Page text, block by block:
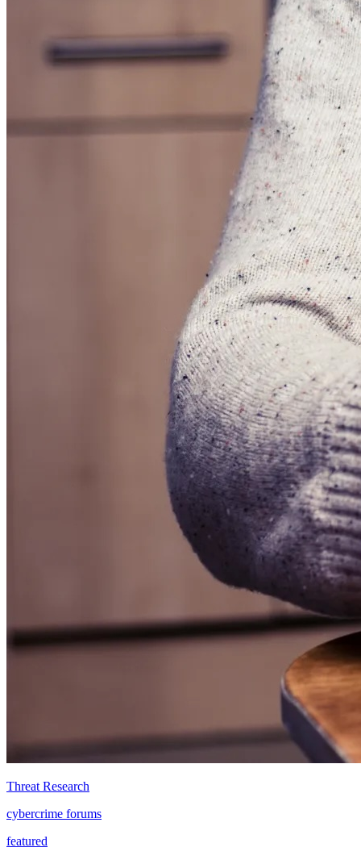
Threat Research
cybercrime forums
featured